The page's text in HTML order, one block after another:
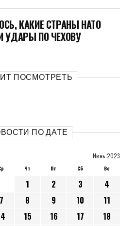
КАКИЕ СТРАНЫ НАТО
УДАРЫ ПО ЧЕХОВУ
ПОСМОТРЕТЬ
ПО ДАТЕ
Июнь 2023
Чт Пт Сб Вс
1 2 3
4
7 8 9 10
11
15 16 17
18